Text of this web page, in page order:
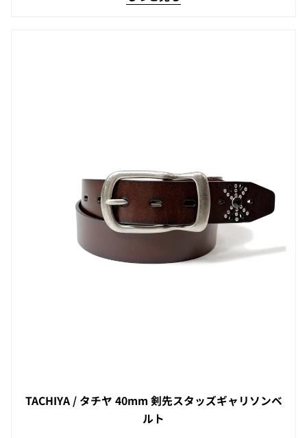
TACHIYA / タチヤ 40mm 剣先スタッズギャリソンベ
ルト